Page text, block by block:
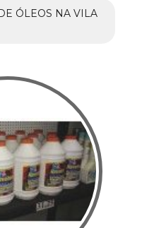
ÓLEOS NA VILA